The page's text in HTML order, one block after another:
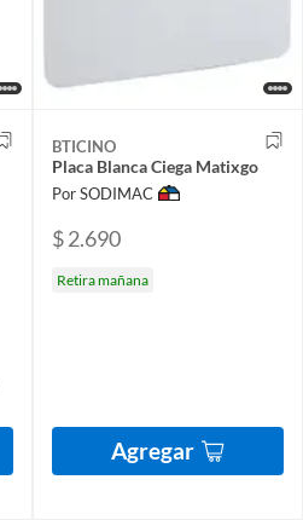
BTICINO
Placa Blanca Ciega Matixgo
Por SODIMAC
$ 2.690
Retira mañana
Agregar